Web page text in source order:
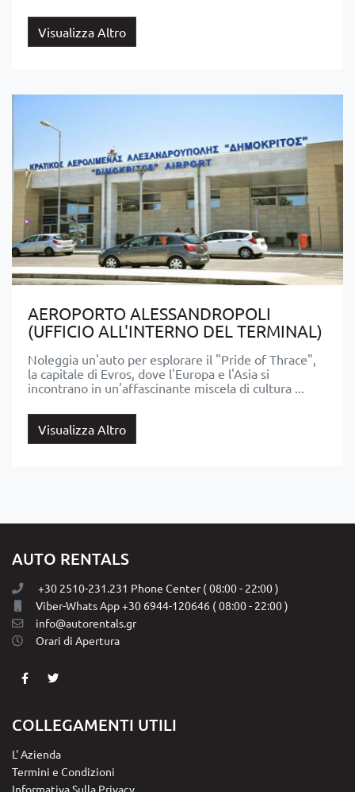
Visualizza Altro
AEROPORTO ALESSANDROPOLI
(UFFICIO ALL'INTERNO DEL TERMINAL)
Noleggia un'auto per esplorare il "Pride of Thrace",
la capitale di Evros, dove l'Europa e l'Asia si
incontrano in un'affascinante miscela di cultura ...
Visualizza Altro
AUTO RENTALS
+30 2510-231.231 Phone Center ( 08:00 - 22:00 )
Viber-Whats App +30 6944-120646 ( 08:00 - 22:00 )
info@autorentals.gr
Orari di Αpertura
COLLEGAMENTI UTILI
L' Azienda
Termini e Condizioni
Informativa Sulla Privacy